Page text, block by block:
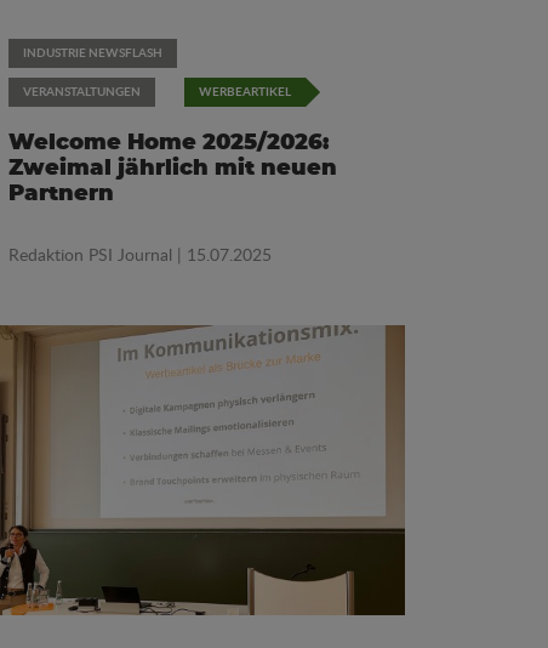
INDUSTRIE NEWSFLASH
VERANSTALTUNGEN WERBEARTIKEL
Welcome Home 2025/2026:
Zweimal jährlich mit neuen
Partnern
Redaktion PSI Journal | 15.07.2025